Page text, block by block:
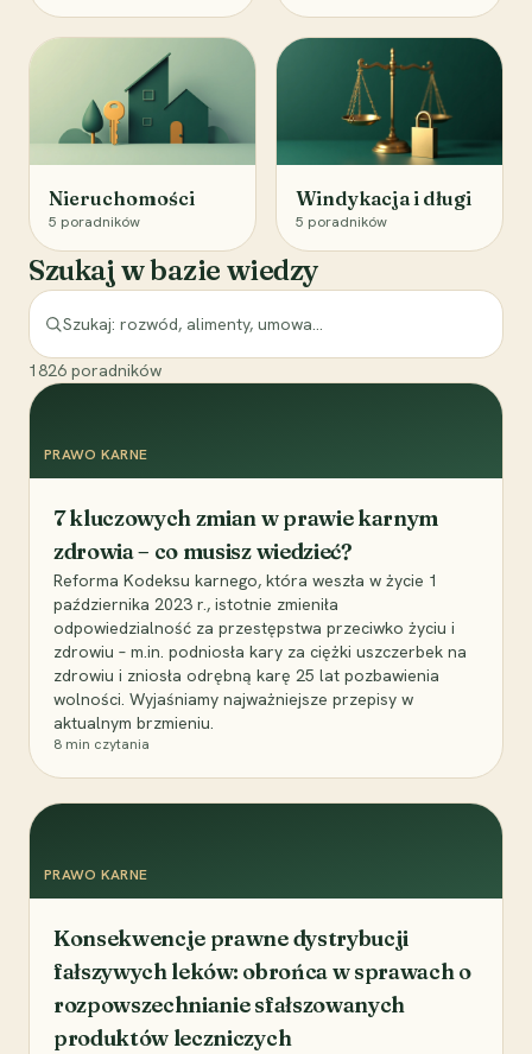
Nieruchomości
5 poradników
Windykacja i długi
5 poradników
Szukaj w bazie wiedzy
1826 poradników
PRAWO KARNE
7 kluczowych zmian w prawie karnym
zdrowia – co musisz wiedzieć?
Reforma Kodeksu karnego, która weszła w życie 1
października 2023 r., istotnie zmieniła
odpowiedzialność za przestępstwa przeciwko życiu i
zdrowiu – m.in. podniosła kary za ciężki uszczerbek na
zdrowiu i zniosła odrębną karę 25 lat pozbawienia
wolności. Wyjaśniamy najważniejsze przepisy w
aktualnym brzmieniu.
8 min czytania
PRAWO KARNE
Konsekwencje prawne dystrybucji
fałszywych leków: obrońca w sprawach o
rozpowszechnianie sfałszowanych
produktów leczniczych